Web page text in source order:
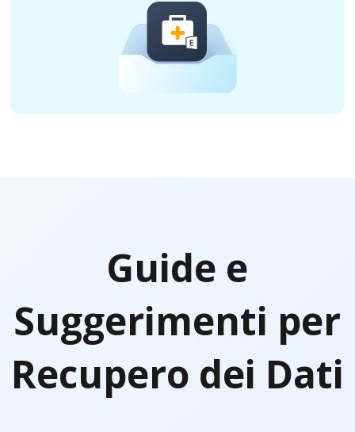
Guide e
Suggerimenti per
Recupero dei Dati